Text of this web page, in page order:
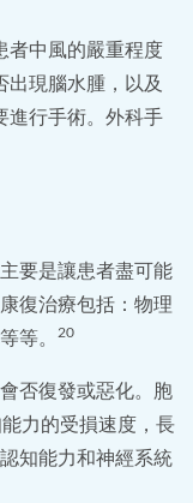
者中風的嚴重程度
出現腦水腫，以及
進行手術。外科手
要是讓患者盡可能
復治療包括：物理
等。
20
否復發或惡化。胞
力的受損速度，長
知能力和神經系統